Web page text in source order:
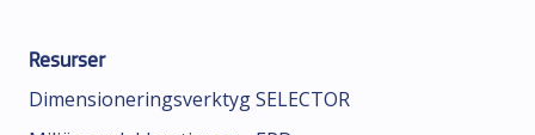
Resurser
Dimensioneringsverktyg SELECTOR